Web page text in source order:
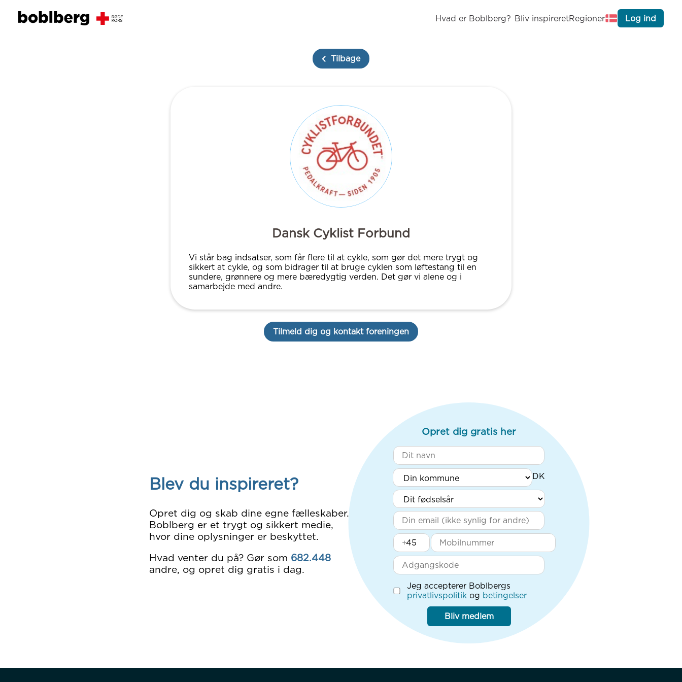
Hvad er Boblberg? Bliv inspireretRegioner Log ind
Tilbage
Dansk Cyklist Forbund
Vi står bag indsatser, som får flere til at cykle, som gør det mere trygt og
sikkert at cykle, og som bidrager til at bruge cyklen som løftestang til en
sundere, grønnere og mere bæredygtig verden. Det gør vi alene og i
samarbejde med andre.
Tilmeld dig og kontakt foreningen
Blev du inspireret?
Opret dig og skab dine egne fælleskaber.
Boblberg er et trygt og sikkert medie,
hvor dine oplysninger er beskyttet.
Hvad venter du på? Gør som 682.448
andre, og opret dig gratis i dag.
Opret dig gratis her
+
Jeg accepterer Boblbergs
privatlivspolitik og betingelser
Bliv medlem